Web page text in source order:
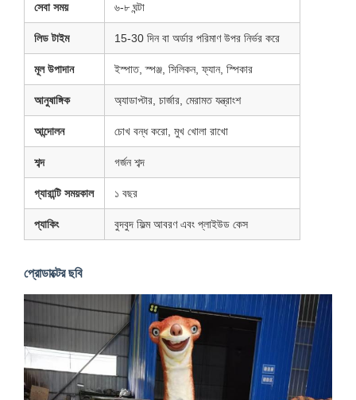
সেবা সময় ৬-৮ ঘন্টা
লিড টাইম 15-30 দিন বা অর্ডার পরিমাণ উপর নির্ভর করে
মূল উপাদান ইস্পাত, স্পঞ্জ, সিলিকন, ফ্যান, স্পিকার
আনুষাঙ্গিক অ্যাডাপ্টার, চার্জার, মেরামত যন্ত্রাংশ
আন্দোলন চোখ বন্ধ করো, মুখ খোলা রাখো
শব্দ গর্জন শব্দ
গ্যারান্টি সময়কাল ১ বছর
প্যাকিং বুদবুদ ফিল্ম আবরণ এবং প্লাইউড কেস
প্রোডাক্টের ছবি